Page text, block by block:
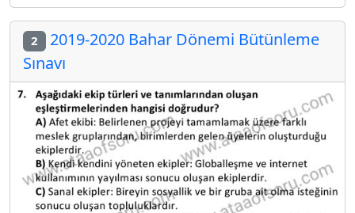
2 2019-2020 Bahar Dönemi Bütünleme
Sınavı